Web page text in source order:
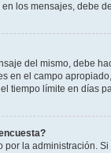
los mensajes, debe
del mismo, debe
en el campo
tiempo límite en días
la administración.